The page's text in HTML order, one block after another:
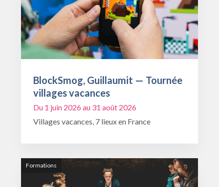
BlockSmog, Guillaumit — Tournée
villages vacances
Du 1 juin 2026 au 31 août 2026
Villages vacances, 7 lieux en France
Formations